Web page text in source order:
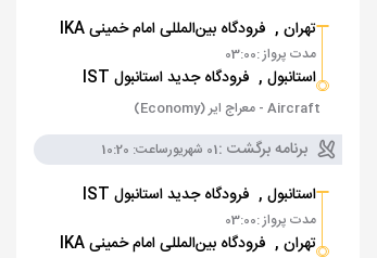
تهران , فرودگاه بین‌المللی امام خمینی IKA
مدت پرواز :03:00
استانبول , فرودگاه جدید استانبول IST
Aircraft - معراج ایر (Economy)
برنامه برگشت :01 شهریور ساعت: 10:20
استانبول , فرودگاه جدید استانبول IST
مدت پرواز :03:00
تهران , فرودگاه بین‌المللی امام خمینی IKA